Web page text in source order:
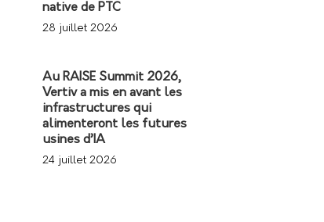
native de PTC
28 juillet 2026
Au RAISE Summit 2026,
Vertiv a mis en avant les
infrastructures qui
alimenteront les futures
usines d’IA
24 juillet 2026